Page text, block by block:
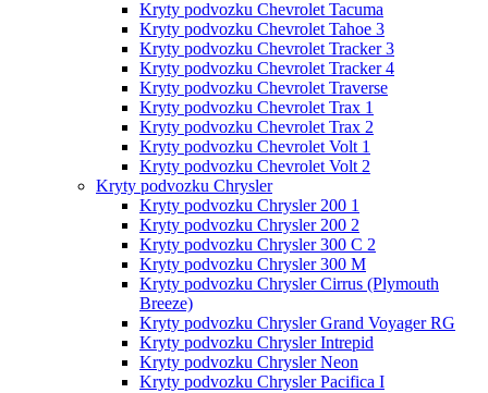
Kryty podvozku Chevrolet Tacuma
Kryty podvozku Chevrolet Tahoe 3
Kryty podvozku Chevrolet Tracker 3
Kryty podvozku Chevrolet Tracker 4
Kryty podvozku Chevrolet Traverse
Kryty podvozku Chevrolet Trax 1
Kryty podvozku Chevrolet Trax 2
Kryty podvozku Chevrolet Volt 1
Kryty podvozku Chevrolet Volt 2
Kryty podvozku Chrysler
Kryty podvozku Chrysler 200 1
Kryty podvozku Chrysler 200 2
Kryty podvozku Chrysler 300 C 2
Kryty podvozku Chrysler 300 M
Kryty podvozku Chrysler Cirrus (Plymouth
Breeze)
Kryty podvozku Chrysler Grand Voyager RG
Kryty podvozku Chrysler Intrepid
Kryty podvozku Chrysler Neon
Kryty podvozku Chrysler Pacifica I